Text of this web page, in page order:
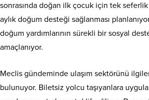
sonrasında doğan ilk çocuk için tek seferlik
aylık doğum desteği sağlanması
doğum yardımlarının sürekli bir sosyal
amaçlanıyor.
Meclis gündeminde ulaşım sektörünü
bulunuyor. Biletsiz yolcu taşıyanlara